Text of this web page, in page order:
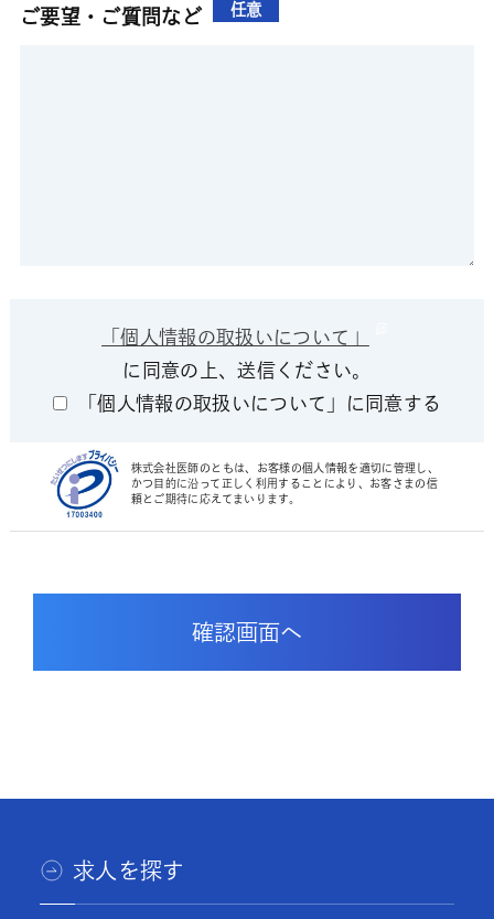
ご要望・ご質問など 任意
「個人情報の取扱いについて」
に同意の上、送信ください。
「個人情報の取扱いについて」に同意する
株式会社医師のともは、お客様の個人情報を適切に管理し、
かつ目的に沿って正しく利用することにより、お客さまの信
頼とご期待に応えてまいります。
求人を探す